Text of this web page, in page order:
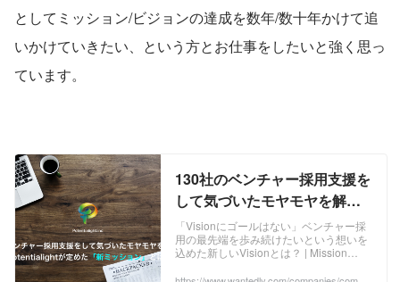
としてミッション/ビジョンの達成を数年/数十年かけて追
いかけていきたい、という方とお仕事をしたいと強く思っ
ています。
130社のベンチャー採用支援を
して気づいたモヤモヤを解決
すべく Potentialightが定めた
「新ミッション」とは？ |
Mission Vision
「Visionにゴールはない」ベンチャー採
用の最先端を歩み続けたいという想いを
込めた新しいVisionとは？ | Mission
て気づいたモヤモヤを解決すべく